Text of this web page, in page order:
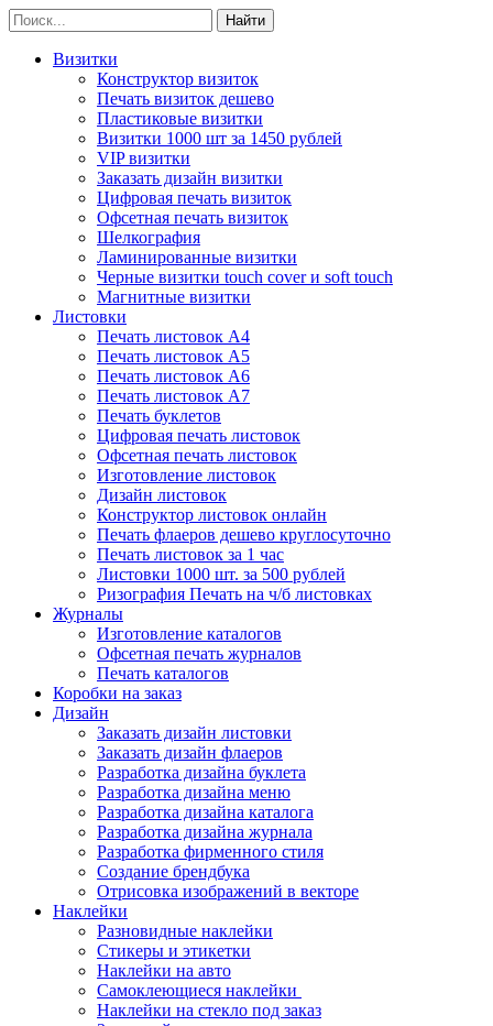
Визитки
Конструктор визиток
Печать визиток дешево
Пластиковые визитки
Визитки 1000 шт за 1450 рублей
VIP визитки
Заказать дизайн визитки
Цифровая печать визиток
Офсетная печать визиток
Шелкография
Ламинированные визитки
Черные визитки touch cover и soft touch
Магнитные визитки
Листовки
Печать листовок А4
Печать листовок А5
Печать листовок А6
Печать листовок А7
Печать буклетов
Цифровая печать листовок
Офсетная печать листовок
Изготовление листовок
Дизайн листовок
Конструктор листовок онлайн
Печать флаеров дешево круглосуточно
Печать листовок за 1 час
Листовки 1000 шт. за 500 рублей
Ризография Печать на ч/б листовках
Журналы
Изготовление каталогов
Офсетная печать журналов
Печать каталогов
Коробки на заказ
Дизайн
Заказать дизайн листовки
Заказать дизайн флаеров
Разработка дизайна буклета
Разработка дизайна меню
Разработка дизайна каталога
Разработка дизайна журнала
Разработка фирменного стиля
Создание брендбука
Отрисовка изображений в векторе
Наклейки
Разновидные наклейки
Стикеры и этикетки
Наклейки на авто
Самоклеющиеся наклейки
Наклейки на стекло под заказ